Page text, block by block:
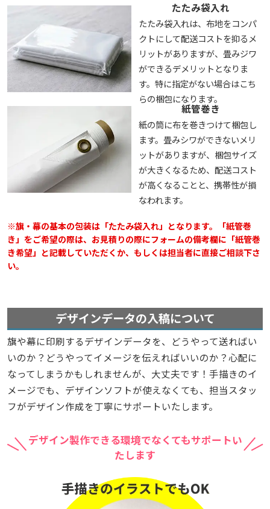
たたみ袋入れ
たたみ袋入れは、布地をコンパ
クトにして配送コストを抑るメ
リットがありますが、畳みジワ
ができるデメリットとなりま
す。特に指定がない場合はこち
らの梱包になります。
紙管巻き
紙の筒に布を巻きつけて梱包し
ます。畳みシワができないメリ
ットがありますが、梱包サイズ
が大きくなるため、配送コスト
が高くなることと、携帯性が損
なわれます。
※旗・幕の基本の包装は「たたみ袋入れ」となります。「紙管巻
き」をご希望の際は、お見積りの際にフォームの備考欄に「紙管巻
き希望」と記載していただくか、もしくは担当者に直接ご相談下さ
い。
デザインデータの入稿について
旗や幕に印刷するデザインデータを、どうやって送ればい
いのか？どうやってイメージを伝えればいいのか？心配に
なってしまうかもしれませんが、大丈夫です！手描きのイ
メージでも、デザインソフトが使えなくても、担当スタッ
フがデザイン作成を丁寧にサポートいたします。
デザイン製作できる環境でなくてもサポートい
たします